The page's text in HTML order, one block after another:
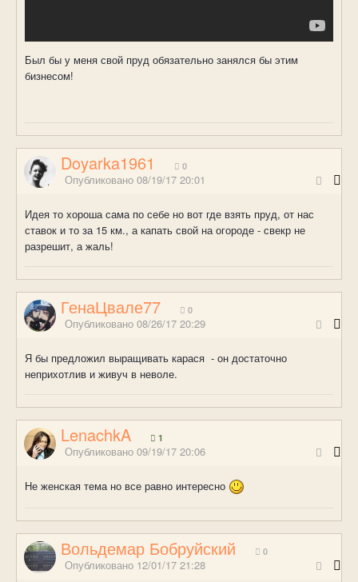
Был бы у меня свой пруд обязательно занялся бы этим
бизнесом!
Doyarka1961 0
Опубликовано 08/19/17 20:01
Идея то хороша сама по себе но вот где взять пруд, от нас
ставок и то за 15 км., а капать свой на огороде - свекр не
разрешит, а жаль!
ГенаЦвале77 0
Опубликовано 08/26/17 20:29
Я бы предложил выращивать карася - он достаточно
неприхотлив и живуч в неволе.
LenachkA 1
Опубликовано 09/19/17 20:06
Не женская тема но все равно интересно
Вольдемар Бобруйский 0
Опубликовано 12/01/17 21:28